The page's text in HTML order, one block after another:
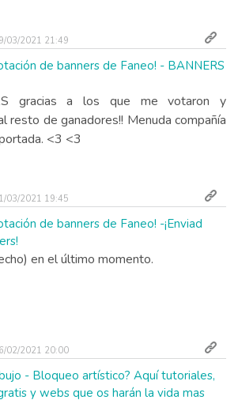
03/2021 21:49
de banners de Faneo! - BANNERS
gracias a los que me votaron y
resto de ganadores!! Menuda compañía
<3 <3
03/2021 19:45
de banners de Faneo! -¡Enviad
en el último momento.
02/2021 20:00
- Bloqueo artístico? Aquí tutoriales,
y webs que os harán la vida mas